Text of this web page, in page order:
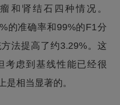
和肾结石四种情况。
的准确率和99%的F1分
法提高了约3.29%。这
考虑到基线性能已经很
是相当显著的。